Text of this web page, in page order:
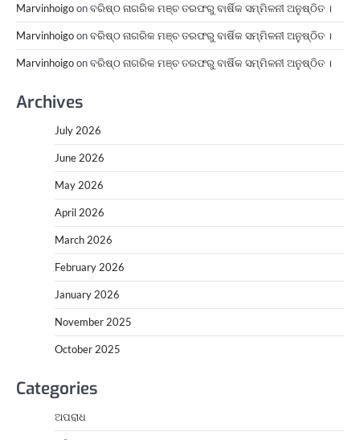
Marvinhoigoonବରିଷ୍ଠ ନାଗରିକ ମଞ୍ଚ ତରଫରୁ ବାର୍ଷିକ ସମ୍ମିଳନୀ ଅନୁଷ୍ଠିତ ।
Marvinhoigoonବରିଷ୍ଠ ନାଗରିକ ମଞ୍ଚ ତରଫରୁ ବାର୍ଷିକ ସମ୍ମିଳନୀ ଅନୁଷ୍ଠିତ ।
Marvinhoigoonବରିଷ୍ଠ ନାଗରିକ ମଞ୍ଚ ତରଫରୁ ବାର୍ଷିକ ସମ୍ମିଳନୀ ଅନୁଷ୍ଠିତ ।
Archives
July 2026
June 2026
May 2026
April 2026
March 2026
February 2026
January 2026
November 2025
October 2025
Categories
ଅପରାଧ